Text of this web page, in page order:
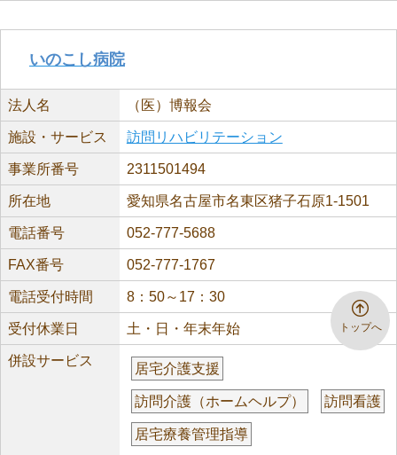
いのこし病院
法人名 （医）博報会
施設・サービス 訪問リハビリテーション
事業所番号 2311501494
所在地 愛知県名古屋市名東区猪子石原1-1501
電話番号 052-777-5688
FAX番号 052-777-1767
電話受付時間 8：50～17：30
受付休業日 土・日・年末年始
併設サービス
居宅介護支援
訪問介護（ホームヘルプ） 訪問看護
居宅療養管理指導
トップへ